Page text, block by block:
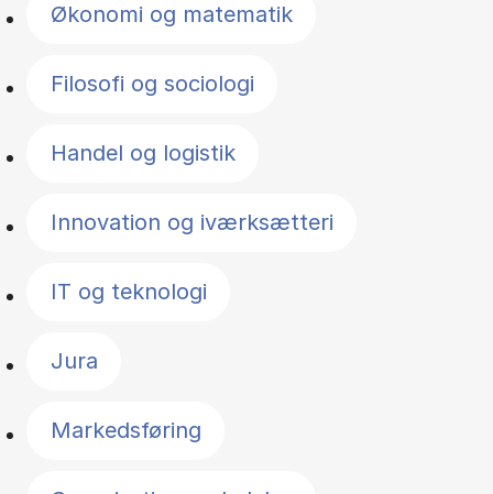
Økonomi og matematik
Filosofi og sociologi
Handel og logistik
Innovation og iværksætteri
IT og teknologi
Jura
Markedsføring